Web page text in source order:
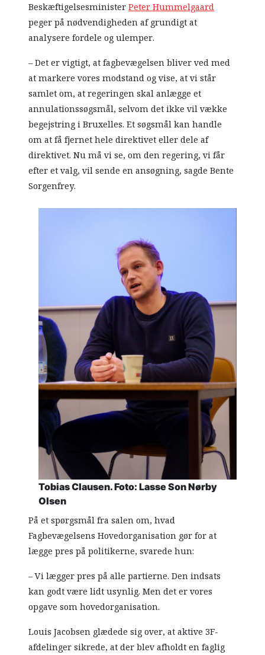
BeskæftigelsesministerPeter Hummelgaard
peger på nødvendigheden af grundigt at
analysere fordele og ulemper.
– Det er vigtigt, at fagbevægelsen bliver ved med
at markere vores modstand og vise, at vi står
samlet om, at regeringen skal anlægge et
annulationssøgsmål, selvom det ikke vil vække
begejstring i Bruxelles. Et søgsmål kan handle
om at få fjernet hele direktivet eller dele af
direktivet. Nu må vi se, om den regering, vi får
efter et valg, vil sende en ansøgning, sagde Bente
Sorgenfrey.
Tobias Clausen. Foto: Lasse Son Nørby
Olsen
På et spørgsmål fra salen om, hvad
Fagbevægelsens Hovedorganisation gør for at
lægge pres på politikerne, svarede hun:
– Vi lægger pres på alle partierne. Den indsats
kan godt være lidt usynlig. Men det er vores
opgave som hovedorganisation.
Louis Jacobsen glædede sig over, at aktive 3F-
afdelinger sikrede, at der blev afholdt en faglig